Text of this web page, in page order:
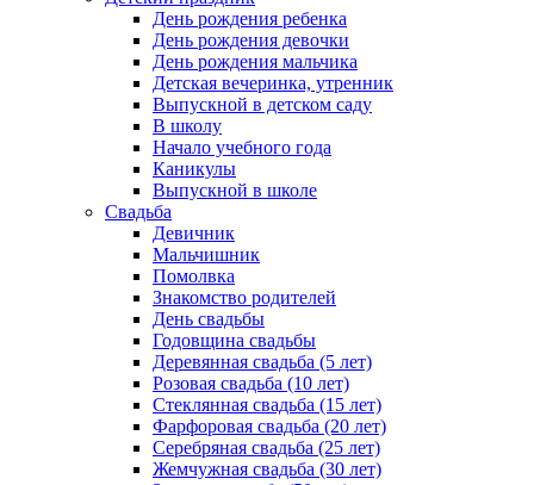
День рождения ребенка
День рождения девочки
День рождения мальчика
Детская вечеринка, утренник
Выпускной в детском саду
В школу
Начало учебного года
Каникулы
Выпускной в школе
Свадьба
Девичник
Мальчишник
Помолвка
Знакомство родителей
День свадьбы
Годовщина свадьбы
Деревянная свадьба (5 лет)
Розовая свадьба (10 лет)
Стеклянная свадьба (15 лет)
Фарфоровая свадьба (20 лет)
Серебряная свадьба (25 лет)
Жемчужная свадьба (30 лет)